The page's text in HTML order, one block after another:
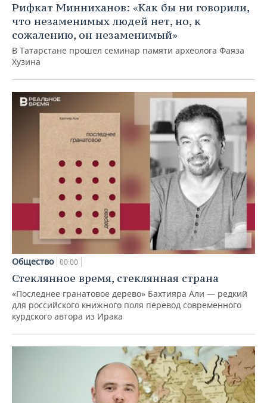
Рифкат Минниханов: «Как бы ни говорили,
что незаменимых людей нет, но, к
сожалению, он незаменимый»
В Татарстане прошел семинар памяти археолога Фаяза
Хузина
Общество 00:00
Стеклянное время, стеклянная страна
«Последнее гранатовое дерево» Бахтияра Али — редкий
для российского книжного поля перевод современного
курдского автора из Ирака